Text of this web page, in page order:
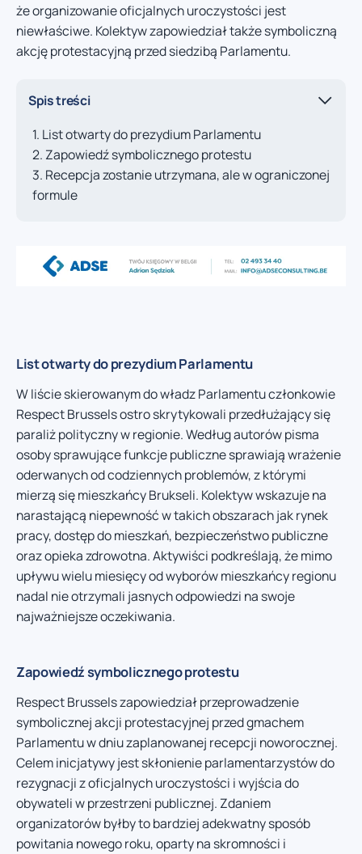
że organizowanie oficjalnych uroczystości jest
niewłaściwe. Kolektyw zapowiedział także symboliczną
akcję protestacyjną przed siedzibą Parlamentu.
Spis treści
List otwarty do prezydium Parlamentu
Zapowiedź symbolicznego protestu
Recepcja zostanie utrzymana, ale w ograniczonej
formule
List otwarty do prezydium Parlamentu
W liście skierowanym do władz Parlamentu członkowie
Respect Brussels ostro skrytykowali przedłużający się
paraliż polityczny w regionie. Według autorów pisma
osoby sprawujące funkcje publiczne sprawiają wrażenie
oderwanych od codziennych problemów, z którymi
mierzą się mieszkańcy Brukseli. Kolektyw wskazuje na
narastającą niepewność w takich obszarach jak rynek
pracy, dostęp do mieszkań, bezpieczeństwo publiczne
oraz opieka zdrowotna. Aktywiści podkreślają, że mimo
upływu wielu miesięcy od wyborów mieszkańcy regionu
nadal nie otrzymali jasnych odpowiedzi na swoje
najważniejsze oczekiwania.
Zapowiedź symbolicznego protestu
Respect Brussels zapowiedział przeprowadzenie
symbolicznej akcji protestacyjnej przed gmachem
Parlamentu w dniu zaplanowanej recepcji noworocznej.
Celem inicjatywy jest skłonienie parlamentarzystów do
rezygnacji z oficjalnych uroczystości i wyjścia do
obywateli w przestrzeni publicznej. Zdaniem
organizatorów byłby to bardziej adekwatny sposób
powitania nowego roku, oparty na skromności i